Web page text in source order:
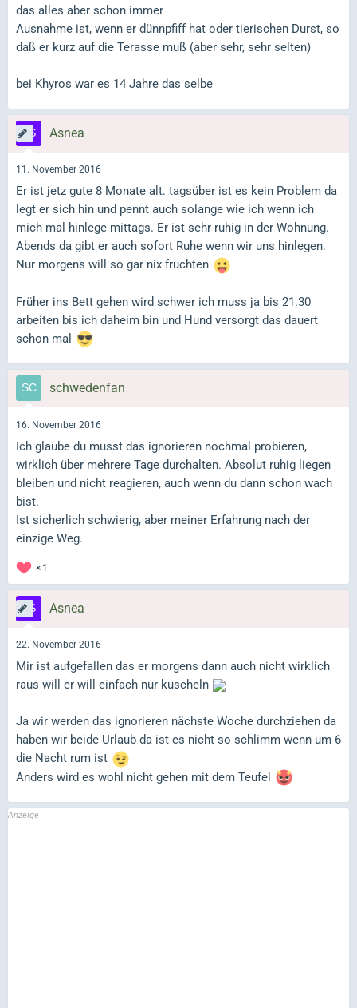
das alles aber schon immer
Ausnahme ist, wenn er dünnpfiff hat oder tierischen Durst, so
daß er kurz auf die Terasse muß (aber sehr, sehr selten)
bei Khyros war es 14 Jahre das selbe
Asnea
11. November 2016
Er ist jetz gute 8 Monate alt. tagsüber ist es kein Problem da
legt er sich hin und pennt auch solange wie ich wenn ich
mich mal hinlege mittags. Er ist sehr ruhig in der Wohnung.
Abends da gibt er auch sofort Ruhe wenn wir uns hinlegen.
Nur morgens will so gar nix fruchten
Früher ins Bett gehen wird schwer ich muss ja bis 21.30
arbeiten bis ich daheim bin und Hund versorgt das dauert
schon mal
schwedenfan
16. November 2016
Ich glaube du musst das ignorieren nochmal probieren,
wirklich über mehrere Tage durchalten. Absolut ruhig liegen
bleiben und nicht reagieren, auch wenn du dann schon wach
bist.
Ist sicherlich schwierig, aber meiner Erfahrung nach der
einzige Weg.
1
Asnea
22. November 2016
Mir ist aufgefallen das er morgens dann auch nicht wirklich
raus will er will einfach nur kuscheln
Ja wir werden das ignorieren nächste Woche durchziehen da
haben wir beide Urlaub da ist es nicht so schlimm wenn um 6
die Nacht rum ist
Anders wird es wohl nicht gehen mit dem Teufel